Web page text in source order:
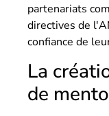
partenariats
directives de
confiance de
La
de